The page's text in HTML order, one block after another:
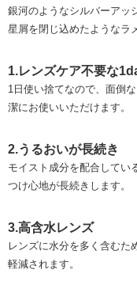
銀河のようなシルバーアッ
星屑を閉じ込めたようなラ
1.レンズケア不要な
1日使い捨てなので、面倒
潔にお使いいただけます。
2.うるおいが長続き
モイスト成分を配合してい
つけ心地が長続きします。
3.高含水レンズ
レンズに水分を多く含むた
軽減されます。